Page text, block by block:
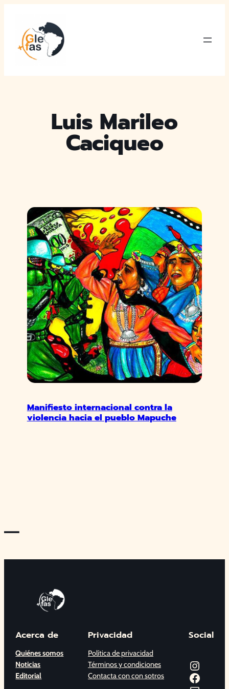
contenido
Luis Marileo
Caciqueo
Manifiesto internacional contra la
violencia hacia el pueblo Mapuche
—
Acerca de
Quiénes somos
Noticias
Editorial
Privacidad
Política de privacidad
Términos y condiciones
Contacta con con sotros
Social
Instagram
Facebook